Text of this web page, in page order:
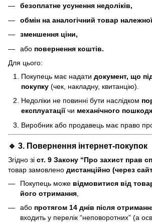
безоплатне усунення недоліків,
обмін на аналогічний товар належної
зменшення ціни,
або повернення коштів.
Для цього:
Покупець має надати документ, що
покупку (чек, накладну, квитанцію).
Недоліки не повинні бути наслідком
експлуатаціїчи механічного
Виробник або продавець має право
🔹 3. Повернення інтернет-покупок
Згідно зі ст. 9 Закону “Про захист прав
товар замовлено дистанційно (через
Покупець може відмовитися від
його отримання
або протягом 14 днів після
входить у перелік “неповоротних” (а